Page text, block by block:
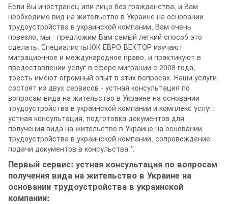
Если Вы иностранец или лицо без гражданства, и Вам
необходимо вид на жительство в Украине на основании
трудоустройства в украинской компании, Вам очень
повезло, мы - предложим Вам самый легкий способ это
сделать. Специалисты ЮК ЕВРО-ВЕКТОР изучают
миграционное и международное право, и практикуют в
предоставлении услуг в сфере миграции с 2008 года,
тоесть имеют огромный опыт в этих вопросах. Наши услуги
состоят из двух сервисов - устная консультация по
вопросам вида на жительство в Украине на основании
трудоустройства в украинской компании и комплекс услуг:
устная консультация, подготовка документов для
получения вида на жительство в Украине на основании
трудоустройства в украинской компании, сопровождение
подачи документов в консульства *.
Первый сервис: устная консультация по вопросам
получения вида на жительство в Украине на
основании трудоустройства в украинской
компании: